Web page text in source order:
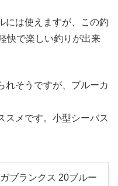
には使えますが、この釣
快で楽しい釣りが出来
れそうですが、ブルーカ
スメです。小型シーバス
ブランクス 20ブルー